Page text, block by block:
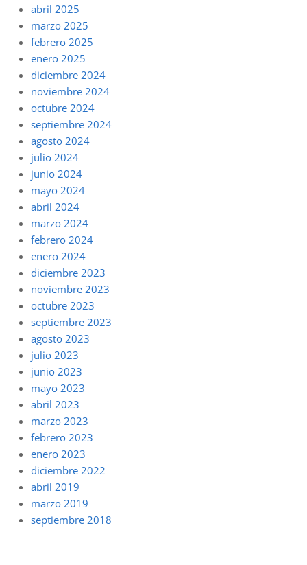
abril 2025
marzo 2025
febrero 2025
enero 2025
diciembre 2024
noviembre 2024
octubre 2024
septiembre 2024
agosto 2024
julio 2024
junio 2024
mayo 2024
abril 2024
marzo 2024
febrero 2024
enero 2024
diciembre 2023
noviembre 2023
octubre 2023
septiembre 2023
agosto 2023
julio 2023
junio 2023
mayo 2023
abril 2023
marzo 2023
febrero 2023
enero 2023
diciembre 2022
abril 2019
marzo 2019
septiembre 2018